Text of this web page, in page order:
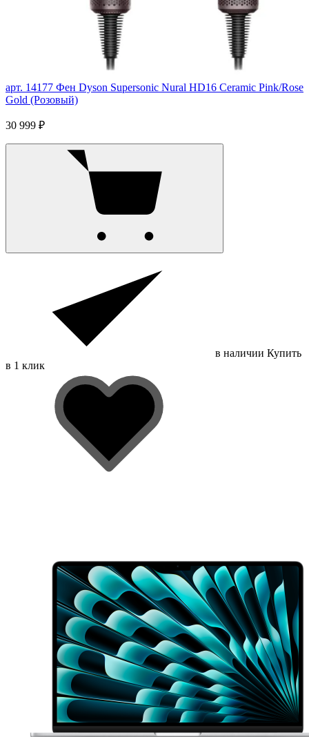
арт. 14177 Фен Dyson Supersonic Nural HD16 Ceramic Pink/Rose
Gold (Розовый)
30 999 ₽
в наличии Купить
в 1 клик